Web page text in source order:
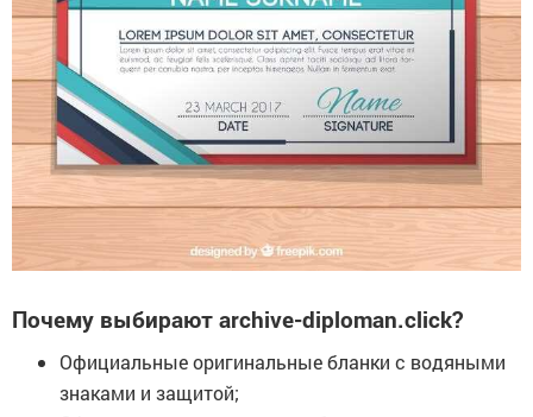
Почему выбирают archive-diploman.click?
Официальные оригинальные бланки с водяными
знаками и защитой;